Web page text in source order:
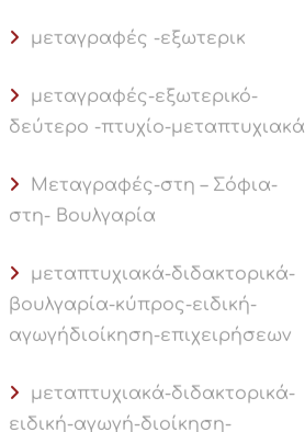
μεταγραφές -εξωτερικ
μεταγραφές-εξωτερικό-
δεύτερο -πτυχίο-μεταπτυχιακά
Μεταγραφές-στη – Σόφια-
στη- Βουλγαρία
μεταπτυχιακά-διδακτορικά-
βουλγαρία-κύπρος-ειδική-
αγωγήδιοίκηση-επιχειρήσεων
μεταπτυχιακά-διδακτορικά-
ειδική-αγωγή-διοίκηση-